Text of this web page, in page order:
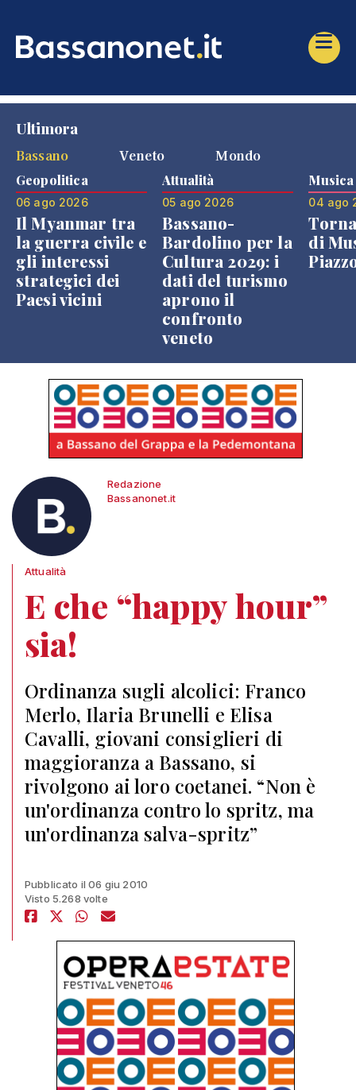
Ultimora
Bassano
Veneto Mondo
Geopolitica
06 ago 2026
Il Myanmar tra
la guerra civile e
gli interessi
strategici dei
Paesi vicini
Attualità
05 ago 2026
Bassano-
Bardolino per la
Cultura 2029: i
dati del turismo
aprono il
confronto
veneto
Musica
04 ago
di
Redazione
Bassanonet.it
Attualità
E che “happy hour”
sia!
Ordinanza sugli alcolici: Franco
Merlo, Ilaria Brunelli e Elisa
Cavalli, giovani consiglieri di
maggioranza a Bassano, si
rivolgono ai loro coetanei. “Non è
un'ordinanza contro lo spritz, ma
un'ordinanza salva-spritz”
Pubblicato il 06 giu 2010
Visto 5.268 volte